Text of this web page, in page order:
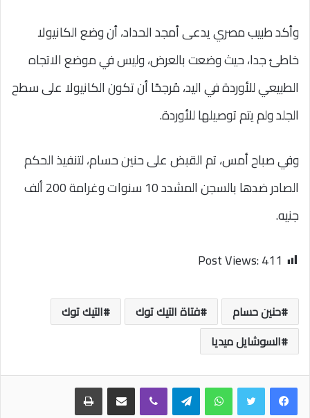
وأكد طبيب مصري يدعى أمجد الحداد، أن وضع الكانيولا
خاطئ جدا، حيث وضعت بالعرض، وليس في موضع الاتجاه
الطبيعي للأوردة في اليد، مُرجحًا أن تكون الكانيولا على سطح
الجلد ولم يتم توصيلها للأوردة.
وفي صباح أمس، تم القبض على حنين حسام، لتنفيذ الحكم
الصادر ضدها بالسجن المشدد 10 سنوات وغرامة 200 ألف
جنيه.
Post Views:411
حنين حسام فتاة التيك توك
التيك توك
السوشايل ميديا
واتساب تيلقرام